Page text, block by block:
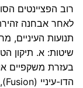
רוב הפציינטים
לאחר אבחנה
תנועות העיניים,
בעזרת משקפיים